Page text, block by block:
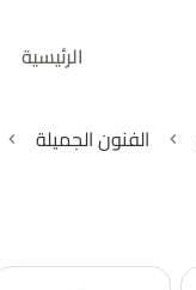
الرئيسية
الفنون الجميلة